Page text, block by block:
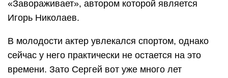
«Завораживает», автором которой является
Игорь Николаев.
В молодости актер увлекался спортом, однако
сейчас у него практически не остается на это
времени. Зато Сергей вот уже много лет